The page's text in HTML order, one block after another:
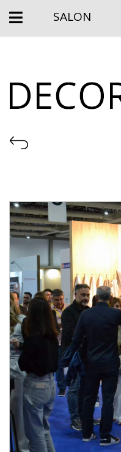
SALON
Construction, de la
Produits et des
Du 24 au 26 octobre
Porto
Du jeudi au samedi, de